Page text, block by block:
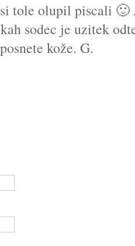
tole olupil piscali 🙂
sodec je uzitek
kože. G.